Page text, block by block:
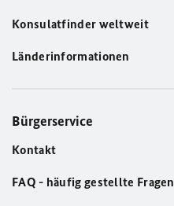
Konsulatfinder weltweit
Länderinformationen
Bürgerservice
Kontakt
FAQ - häufig gestellte Fragen